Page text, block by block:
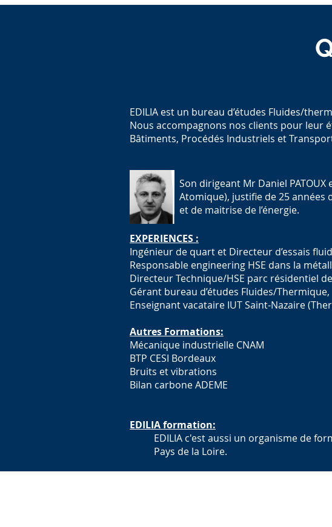
EXPERIENCES :
Ingénieur de quart et Directeur d’essais
Responsable engineering HSE dans la
Directeur Technique/HSE parc résidentiel
Gérant bureau d’études Fluides/Thermique,
Enseignant vacataire IUT Saint-Nazaire
Autres Formations:
Mécanique industrielle CNAM
BTP CESI Bordeaux
Bruits et vibrations
Bilan carbone ADEME
EDILIA formation:
EDILIA c'est aussi un organisme de
Pays de la Loire.
Son dirigeant Mr Daniel PATOUX
Atomique), justifie de 25 années
et de maitrise de l’énergie.
EDILIA est un bureau d’études Fluides/
Nous accompagnons nos clients pour leur
Bâtiments, Procédés Industriels et